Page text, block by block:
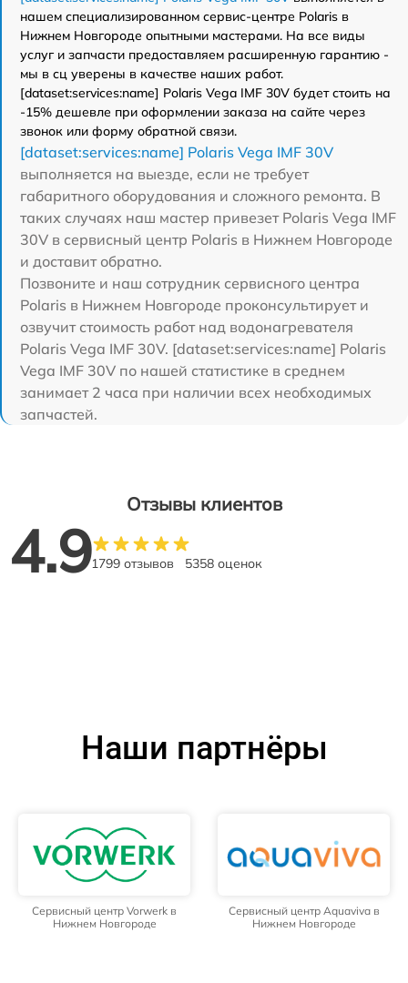
нашем специализированном сервис-центре Polaris в
Нижнем Новгороде опытными мастерами. На все виды
услуг и запчасти предоставляем расширенную гарантию -
мы в сц уверены в качестве наших работ.
[dataset:services:name] Polaris Vega IMF 30V будет стоить на
-15% дешевле при оформлении заказа на сайте через
звонок или форму обратной связи.
[dataset:services:name] Polaris Vega IMF 30V
выполняется на выезде, если не требует
габаритного оборудования и сложного ремонта. В
таких случаях наш мастер привезет Polaris Vega IMF
30V в сервисный центр Polaris в Нижнем Новгороде
и доставит обратно.
Позвоните и наш сотрудник сервисного центра
Polaris в Нижнем Новгороде проконсультирует и
озвучит стоимость работ над водонагревателя
Polaris Vega IMF 30V. [dataset:services:name] Polaris
Vega IMF 30V по нашей статистике в среднем
занимает 2 часа при наличии всех необходимых
запчастей.
Отзывы клиентов
4.91799 отзывов 5358 оценок
Наши партнёры
Сервисный центр Vorwerk в
Нижнем Новгороде
Сервисный центр Aquaviva в
Нижнем Новгороде